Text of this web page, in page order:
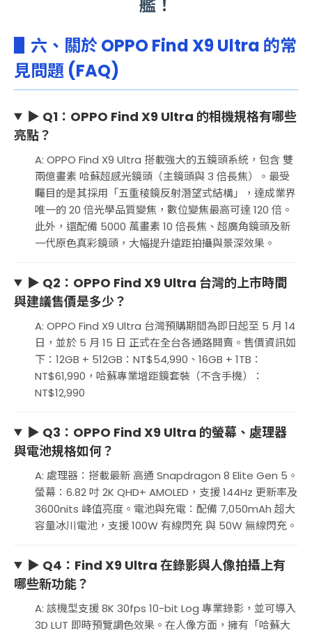
艦！
▋六、關於 OPPO Find X9 Ultra 的常
見問題 (FAQ)
▶ Q1：OPPO Find X9 Ultra 的相機規格有哪些
亮點？
A: OPPO Find X9 Ultra 搭載強大的五鏡頭系統，包含 雙
兩億畫素 哈蘇超感光鏡頭（主鏡頭與 3 倍長焦）。最受
矚目的是其採用「五重稜鏡反射潛望式結構」，達成業界
唯一的 20 倍光學品質變焦，數位變焦最高可達 120 倍。
此外，還配備 5000 萬畫素 10 倍長焦、超廣角鏡頭及新
一代原色真彩鏡頭，大幅提升遠距拍攝與景深效果。
▶ Q2：OPPO Find X9 Ultra 台灣的上市時間
與建議售價是多少？
A: OPPO Find X9 Ultra 台灣預購期間為即日起至 5 月 14
日，並於 5 月 15 日 正式在全台各通路開賣。售價資訊如
下：12GB + 512GB：NT$54,990、16GB + 1TB：
NT$61,990，哈蘇專業增距鏡套裝（不含手機）：
NT$12,990
▶ Q3：OPPO Find X9 Ultra 的螢幕、處理器
與電池規格如何？
A: 處理器：搭載最新 高通 Snapdragon 8 Elite Gen 5。
螢幕：6.82 吋 2K QHD+ AMOLED，支援 144Hz 更新率及
3600nits 峰值亮度。電池與充電：配備 7,050mAh 超大
容量冰川電池，支援 100W 有線閃充 與 50W 無線閃充。
▶ Q4：Find X9 Ultra 在錄影與人像拍攝上有
哪些新功能？
A: 該機型支援 8K 30fps 10-bit Log 專業錄影，並可導入
3D LUT 即時預覽調色效果。在人像方面，擁有「哈蘇大